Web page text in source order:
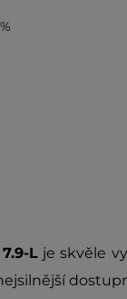
Lje skvěle